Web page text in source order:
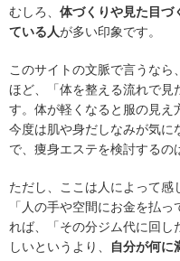
むしろ、 体づくりや見た目づ
ている人が多い印象です。
このサイトの文脈で言うなら
ほど、「体を整える流れで見
す。体が軽くなると服の見え
今度は肌や身だしなみが気に
で、痩身エステを検討するの
ただし、ここは人によって感
「人の手や空間にお金を払
れば、「その分ジム代に回し
しいというより、
自分が何に